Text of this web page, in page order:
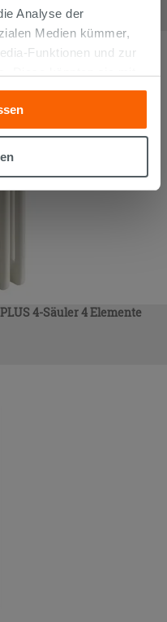
Analyse der
Medien kümmer,
Funktionen und zur
geliefert haben oder
ihrer Dienste
Falls Sie mehr wissen
allen oder einigen
auf die Schaltfläche
4-Säuler 4 Elemente